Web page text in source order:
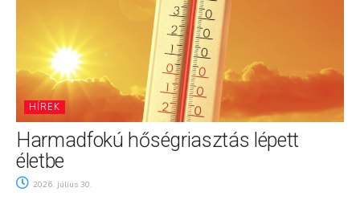
HÍREK
Harmadfokú hőségriasztás lépett
életbe
2026. július 30.